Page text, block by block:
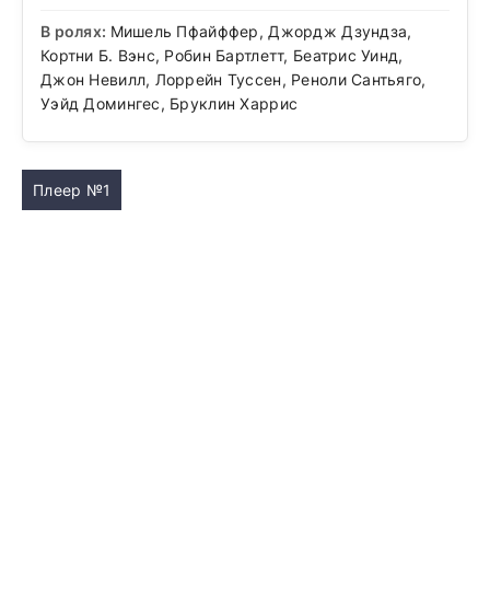
В ролях: Мишель Пфайффер, Джордж Дзундза,
Кортни Б. Вэнс, Робин Бартлетт, Беатрис Уинд,
Джон Невилл, Лоррейн Туссен, Реноли Сантьяго,
Уэйд Домингес, Бруклин Харрис
Плеер №1